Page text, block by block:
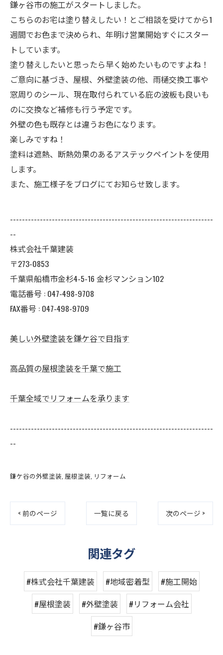
鎌ヶ谷市の施工がスタートしました。
こちらのお宅は塗り替えしたい！とご相談を受けてから1
週間でお色まで決められ、年明け営業開始すぐにスター
トしています。
塗り替えしたいと思ったら早く始めたいものですよね！
ご意向に基づき、屋根、外壁塗装の他、雨樋交換工事や
窓周りのシール、現在取付られている庇の波板も良いも
のに交換など補修も行う予定です。
外壁の色も既存とは違うお色になります。
楽しみですね！
塗料は遮熱、断熱効果のあるアステックペイントを使用
します。
また、施工様子をブログにてお知らせ致します。
--------------------------------------------------------------------
--
株式会社千葉建装
〒273-0853
千葉県船橋市金杉4-5-16 金杉マンション102
電話番号 : 047-498-9708
FAX番号 : 047-498-9709
美しい外壁塗装を鎌ケ谷で目指す
高品質の屋根塗装を千葉で施工
千葉全域でリフォームを承ります
--------------------------------------------------------------------
--
鎌ケ谷の外壁塗装 屋根塗装 リフォーム
< 前のページ 一覧に戻る 次のページ >
関連タグ
#株式会社千葉建装 #地域密着型
#施工開始
#屋根塗装
#外壁塗装
#リフォーム会社
#鎌ヶ谷市